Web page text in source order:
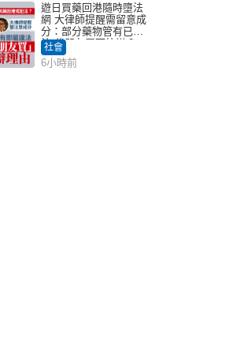
遊日買藥回港隨時墮法
網 大律師提醒需留意成
分：部分藥物管有已違
法 代朋友買可抗辯？
社會
6小時前